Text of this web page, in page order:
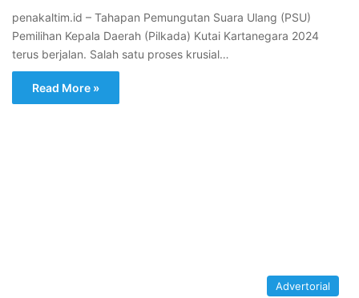
penakaltim.id – Tahapan Pemungutan Suara Ulang (PSU)
Pemilihan Kepala Daerah (Pilkada) Kutai Kartanegara 2024
terus berjalan. Salah satu proses krusial…
Read More »
Advertorial